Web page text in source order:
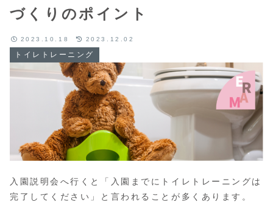
づくりのポイント
トイレトレーニング
2023.10.18 2023.12.02
入園説明会へ行くと「入園までにトイレトレーニングは
完了してください」と言われることが多くあります。